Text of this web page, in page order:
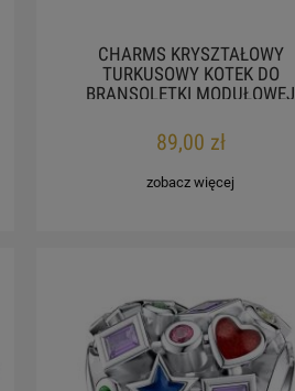
CHARMS KRYSZTAŁOWY
TURKUSOWY KOTEK DO
BRANSOLETKI MODUŁOWEJ
89,00 zł
zobacz więcej